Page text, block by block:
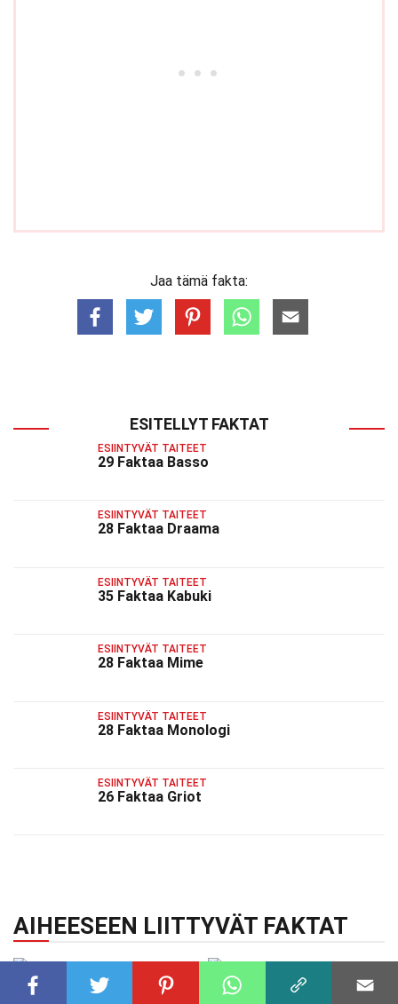
Jaa tämä fakta:
ESITELLYT FAKTAT
ESIINTYVÄT TAITEET
29 Faktaa Basso
ESIINTYVÄT TAITEET
28 Faktaa Draama
ESIINTYVÄT TAITEET
35 Faktaa Kabuki
ESIINTYVÄT TAITEET
28 Faktaa Mime
ESIINTYVÄT TAITEET
28 Faktaa Monologi
ESIINTYVÄT TAITEET
26 Faktaa Griot
AIHEESEEN LIITTYVÄT FAKTAT